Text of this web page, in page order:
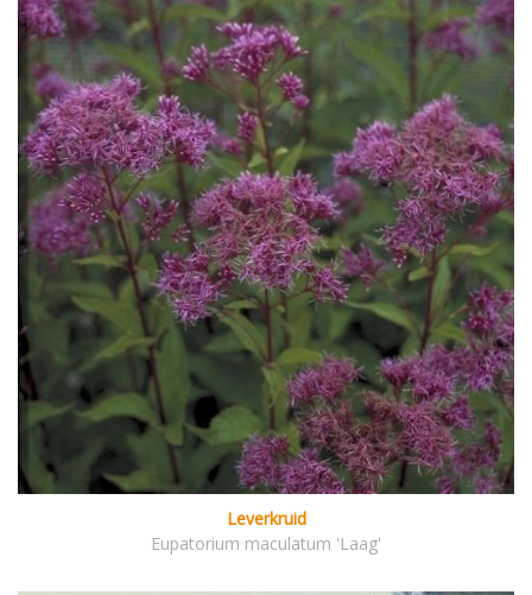
Leverkruid
Eupatorium maculatum 'Laag'